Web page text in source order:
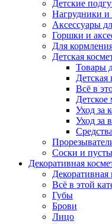
Детские
Нагрудники и
Аксессуары
Горшки и
Для
Детская
Товары
Детская
Всё в
Уход за
Уход за
Соски и
Декоративная
Декоративная
Всё в этой
Губы
Брови
Лицо